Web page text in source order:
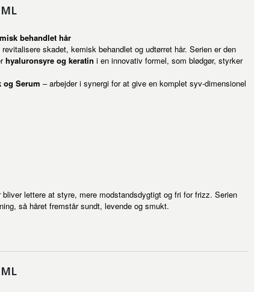
behandlet hår
skadet, kemisk behandlet og udtørret hår. Serien er den
hyaluronsyre og keratin i en innovativ formel, som blødgør, styrker
og Serum – arbejder i synergi for at give en komplet syv-dimensionel
lettere at styre, mere modstandsdygtigt og fri for frizz. Serien
så håret fremstår sundt, levende og smukt.